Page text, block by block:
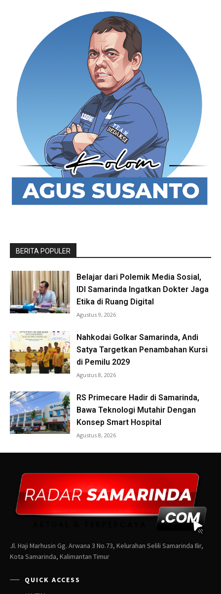
Jl. Haji Marhusin Gg. Arwana 3 No.73, Kelurahan Selili Samarinda Ilir,
Kota Samarinda, Kalimantan Timur
QUICK ACCESS